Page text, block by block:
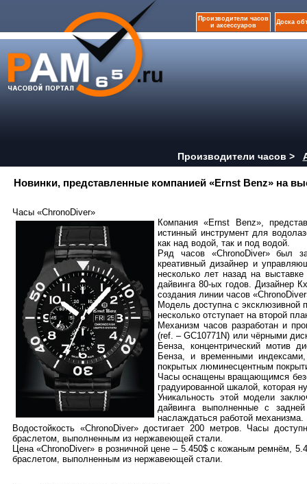
Производители часов
и аксессуаров
Доска
Производители часов >
Новинки, представленные компанией «Ernst Benz» на
Часы «ChronoDiver»
Компания «Ernst Benz»,
истинный инструмент для
как над водой, так и под водой.
Ряд часов «ChronoDiver» был
креативный дизайнер и
несколько лет назад на
дайвинга 80-ых годов. Дизайнер
создания линии часов
Модель доступна с эксклюзивной
несколько отступает на второй
Механизм часов разработан и
(ref. – GC10771N) или чёрными
Бенза, концентрический мотив
Бенза, и временными
покрытых люминесцентным
Часы оснащены вращающимся
градуированной шкалой, которая
Уникальность этой модели
дайвинга выполненные с
наслаждаться работой механизма.
Водостойкость «ChronoDiver» достигает 200 метров. Часы
браслетом, выполненным из нержавеющей стали.
Цена «ChronoDiver» в розничной цене – 5.450$ с кожаным ремнём,
браслетом, выполненным из нержавеющей стали.